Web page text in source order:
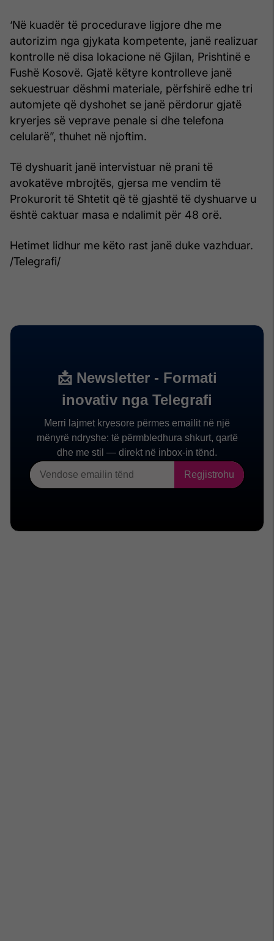
‘Në kuadër të procedurave ligjore dhe me
autorizim nga gjykata kompetente, janë realizuar
kontrolle në disa lokacione në Gjilan, Prishtinë e
Fushë Kosovë. Gjatë këtyre kontrolleve janë
sekuestruar dëshmi materiale, përfshirë edhe tri
automjete që dyshohet se janë përdorur gjatë
kryerjes së veprave penale si dhe telefona
celularë”, thuhet në njoftim.
Të dyshuarit janë intervistuar në prani të
avokatëve mbrojtës, gjersa me vendim të
Prokurorit të Shtetit që të gjashtë të dyshuarve u
është caktuar masa e ndalimit për 48 orë.
Hetimet lidhur me këto rast janë duke vazhduar.
/Telegrafi/